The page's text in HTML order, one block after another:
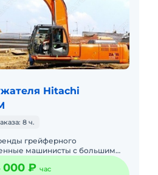
Hitachi
8 ч.
грейферного
машинисты с большим
технику своими
Пакет о
000 ₽ час